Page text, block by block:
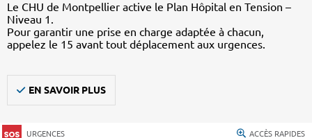
Le CHU de Montpellier active le Plan Hôpital en Tension –
Niveau 1.
Pour garantir une prise en charge adaptée à chacun,
appelez le 15 avant tout déplacement aux urgences.
EN SAVOIR PLUS
URGENCES ACCÈS RAPIDES